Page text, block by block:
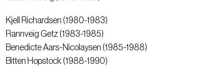
Kjell Richardsen (1980-1983)
Rannveig Getz (1983-1985)
Benedicte Aars-Nicolaysen (1985-1988)
Bitten Hopstock (1988-1990)